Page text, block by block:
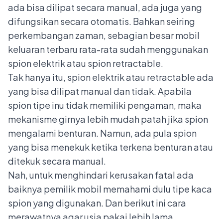
ada bisa dilipat secara manual, ada juga yang
difungsikan secara otomatis. Bahkan seiring
perkembangan zaman, sebagian besar mobil
keluaran terbaru rata-rata sudah menggunakan
spion elektrik atau spion retractable.
Tak hanya itu, spion elektrik atau retractable ada
yang bisa dilipat manual dan tidak. Apabila
spion tipe inu tidak memiliki pengaman, maka
mekanisme girnya lebih mudah patah jika spion
mengalami benturan. Namun, ada pula spion
yang bisa menekuk ketika terkena benturan atau
ditekuk secara manual.
Nah, untuk menghindari kerusakan fatal ada
baiknya pemilik mobil memahami dulu tipe kaca
spion yang digunakan. Dan berikut ini cara